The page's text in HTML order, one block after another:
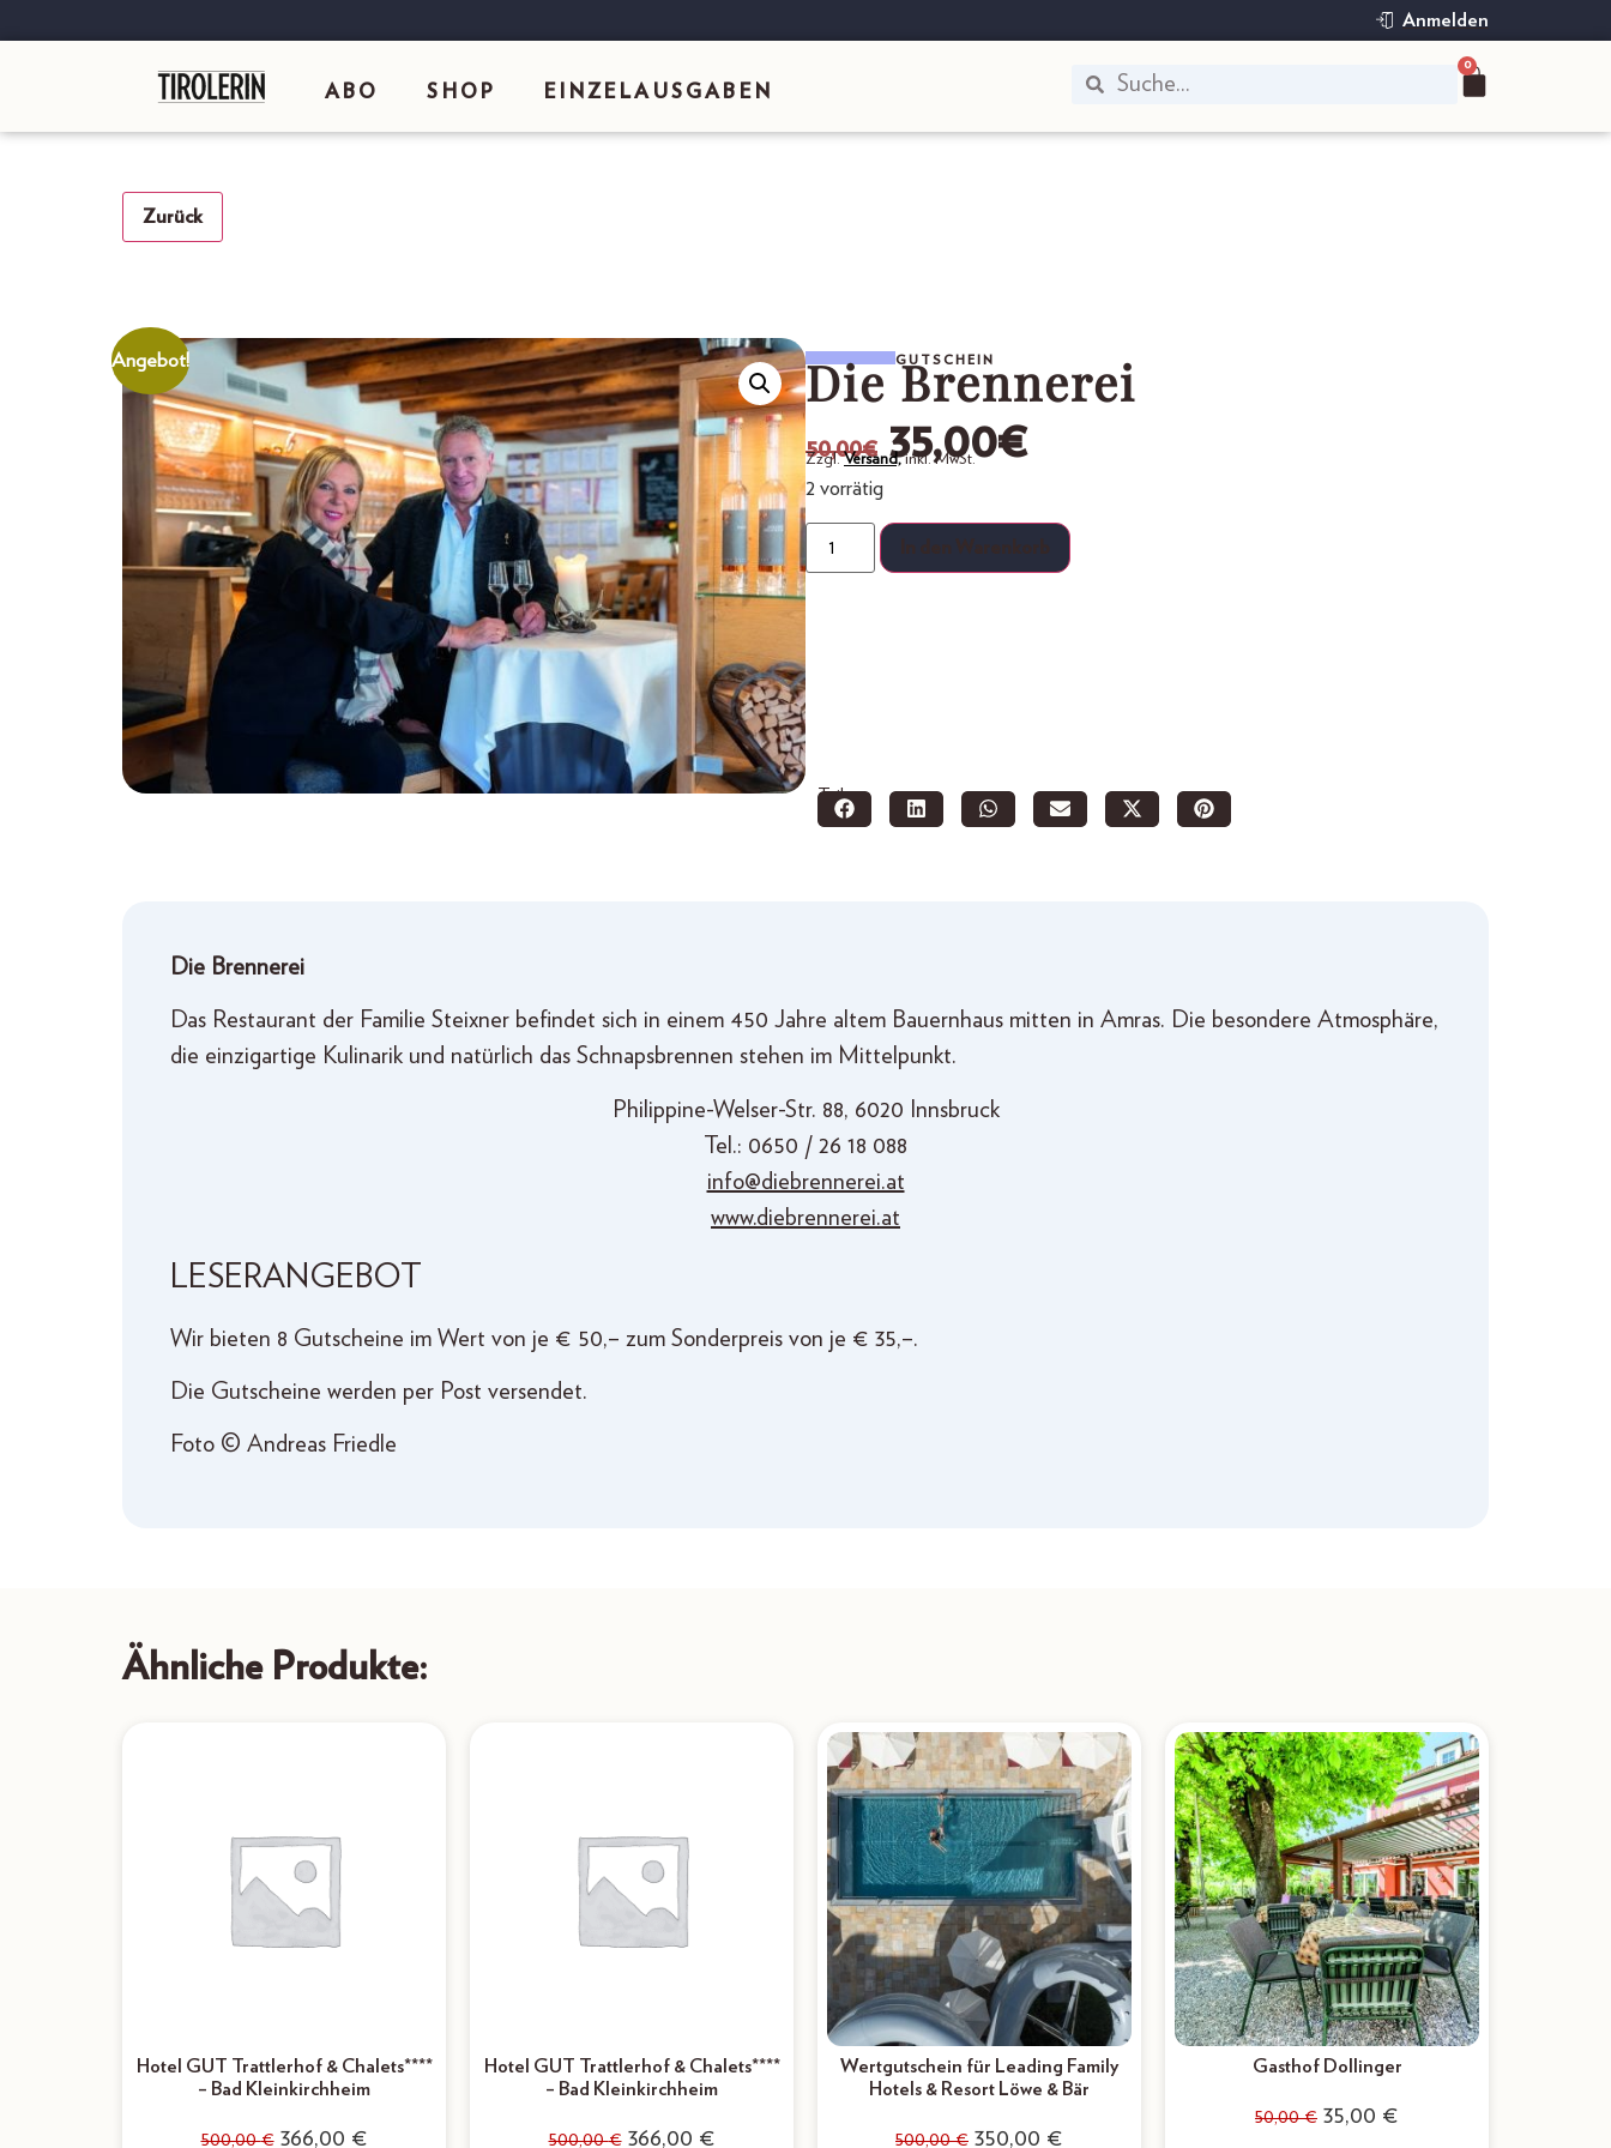
Anmelden
ABO SHOP EINZELAUSGABEN
0
Zurück
Angebot! GUTSCHEIN
Die Brennerei
50,00€ 35,00€
Zzgl.Versand,inkl. MwSt.
2 vorrätig
Teilen:
Die Brennerei
Das Restaurant der Familie Steixner befindet sich in einem 450 Jahre altem Bauernhaus mitten in Amras. Die besondere Atmosphäre,
die einzigartige Kulinarik und natürlich das Schnapsbrennen stehen im Mittelpunkt.
Philippine-Welser-Str. 88, 6020 Innsbruck
Tel.: 0650 / 26 18 088
info@diebrennerei.at
www.diebrennerei.at
LESERANGEBOT
Wir bieten 8 Gutscheine im Wert von je € 50,– zum Sonderpreis von je € 35,–.
Die Gutscheine werden per Post versendet.
Foto © Andreas Friedle
Ähnliche Produkte:
Hotel GUT Trattlerhof & Chalets****
– Bad Kleinkirchheim
500,00€ 366,00 €
Hotel GUT Trattlerhof & Chalets****
– Bad Kleinkirchheim
500,00€ 366,00 €
Wertgutschein für Leading Family
Hotels & Resort Löwe & Bär
500,00€ 350,00 €
Gasthof Dollinger
50,00€ 35,00 €